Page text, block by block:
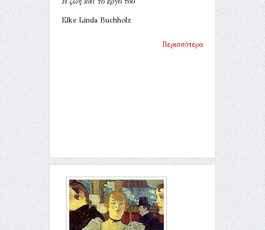
Elke Linda Buchholz
Περισσότερα